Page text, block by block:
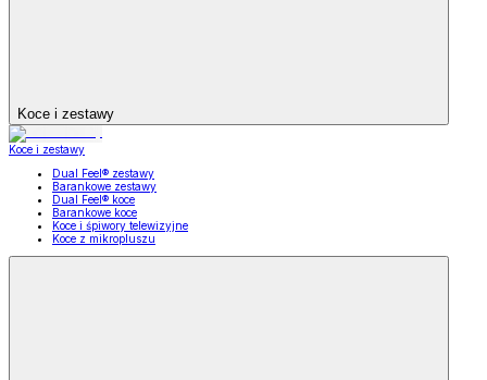
Koce i zestawy
Koce i zestawy
Dual Feel® zestawy
Barankowe zestawy
Dual Feel® koce
Barankowe koce
Koce i śpiwory telewizyjne
Koce z mikropluszu